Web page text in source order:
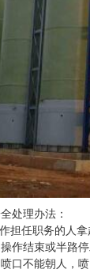
处理办法：
任职务的人拿
作结束或半路
口不能朝人，